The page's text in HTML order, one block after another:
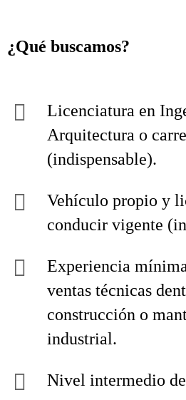
¿Qué buscamos?
Licenciatura en
Arquitectura o
(indispensable).
Vehículo propio y
conducir vigente
Experiencia
ventas técnicas
construcción o
industrial.
Nivel intermedio